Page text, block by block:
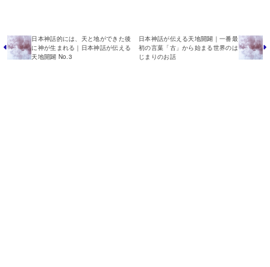
日本神話的には、天と地ができた後
に神が生まれる｜日本神話が伝える
天地開闢 No.3
日本神話が伝える天地開闢｜一番最
初の言葉「古」から始まる世界のは
じまりのお話